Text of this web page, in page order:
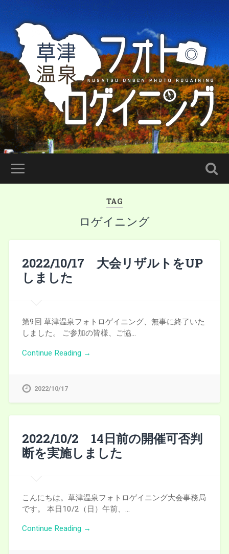
TAG
ロゲイニング
2022/10/17 大会リザルトをUP
しました
第9回 草津温泉フォトロゲイニング、無事に終了いた
しました。 ご参加の皆様、ご協…
Continue Reading →
2022/10/17
2022/10/2 14日前の開催可否判
断を実施しました
こんにちは。草津温泉フォトロゲイニング大会事務局
です。 本日10/2（日）午前、…
Continue Reading →